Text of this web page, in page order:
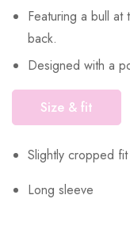
Featuring a bull at
back.
Designed with a
Size & fit
Slightly cropped fit
Long sleeve